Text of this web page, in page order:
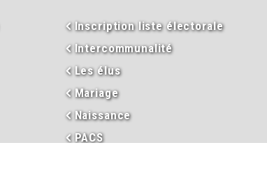
Inscription liste électorale
Intercommunalité
Les élus
Mariage
Naissance
PACS